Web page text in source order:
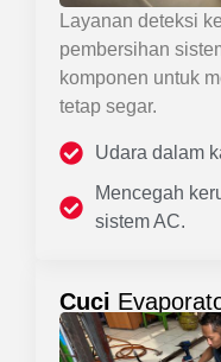
Layanan deteksi
pembersihan
komponen untuk
tetap segar.
Udara dalam
Mencegah
sistem AC.
Cuci